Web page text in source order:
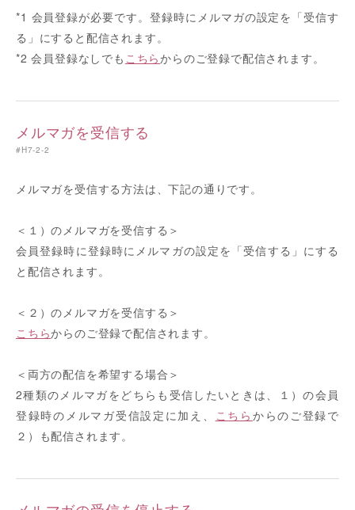
*1 会員登録が必要です。登録時にメルマガの設定を「受信す
る」にすると配信されます。
*2 会員登録なしでも こちらからのご登録で配信されます。
メルマガを受信する
#H7-2-2
メルマガを受信する方法は、下記の通りです。
＜１）のメルマガを受信する＞
会員登録時に登録時にメルマガの設定を「受信する」にする
と配信されます。
＜２）のメルマガを受信する＞
こちらからのご登録で配信されます。
＜両方の配信を希望する場合＞
2種類のメルマガをどちらも受信したいときは、１）の会員
登録時のメルマガ受信設定に加え、 こちら からのご登録で
２）も配信されます。